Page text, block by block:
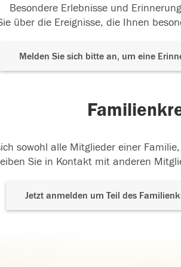
Besondere Erlebnisse und
über die Ereignisse, die Ihnen
Melden Sie sich bitte an, um eine
sowohl alle Mitglieder einer
Sie in Kontakt mit anderen
Jetzt anmelden um Teil des